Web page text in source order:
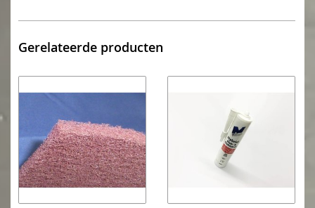
Gerelateerde producten